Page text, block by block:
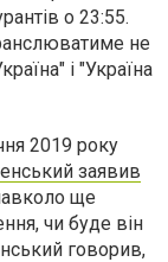
о 23:55.
не
і "Україна
2019 року
заявив
ще
чи буде він
говорив,